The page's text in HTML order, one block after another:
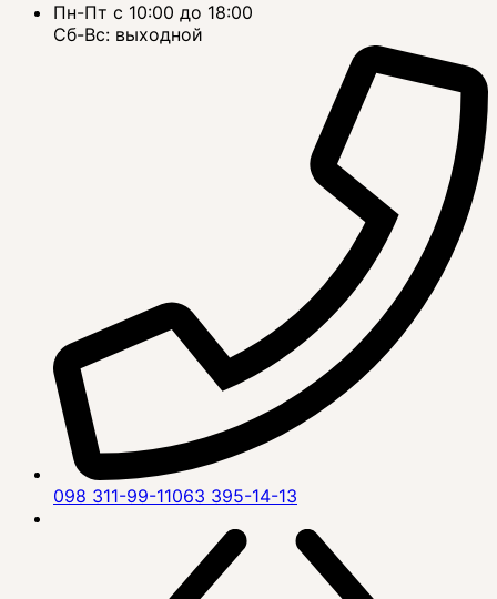
Пн-Пт с 10:00 до 18:00
Сб-Вс: выходной
098 311-99-11063 395-14-13